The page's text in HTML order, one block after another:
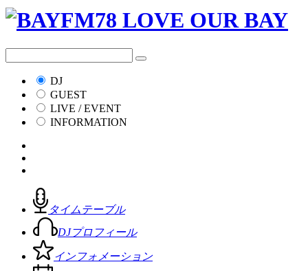
DJ
GUEST
LIVE / EVENT
INFORMATION
タイムテーブル
DJプロフィール
インフォメーション